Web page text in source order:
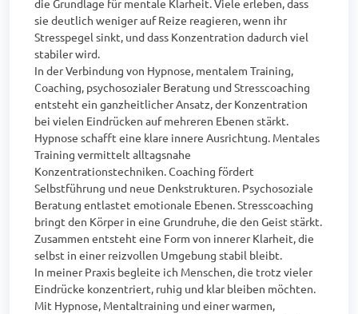
die Grundlage für mentale Klarheit. Viele erleben, dass
sie deutlich weniger auf Reize reagieren, wenn ihr
Stresspegel sinkt, und dass Konzentration dadurch viel
stabiler wird.
In der Verbindung von Hypnose, mentalem Training,
Coaching, psychosozialer Beratung und Stresscoaching
entsteht ein ganzheitlicher Ansatz, der Konzentration
bei vielen Eindrücken auf mehreren Ebenen stärkt.
Hypnose schafft eine klare innere Ausrichtung. Mentales
Training vermittelt alltagsnahe
Konzentrationstechniken. Coaching fördert
Selbstführung und neue Denkstrukturen. Psychosoziale
Beratung entlastet emotionale Ebenen. Stresscoaching
bringt den Körper in eine Grundruhe, die den Geist stärkt.
Zusammen entsteht eine Form von innerer Klarheit, die
selbst in einer reizvollen Umgebung stabil bleibt.
In meiner Praxis begleite ich Menschen, die trotz vieler
Eindrücke konzentriert, ruhig und klar bleiben möchten.
Mit Hypnose, Mentaltraining und einer warmen,